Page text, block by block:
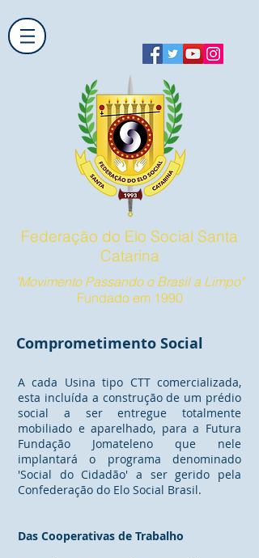
Federação do Elo Social Santa
Catarina
"Movimento Passando o Brasil a Limpo"
Fundado em 1990
Comprometimento Social
A cada Usina tipo CTT comercializada,
esta incluída a construção de um prédio
social a ser entregue totalmente
mobiliado e aparelhado, para a Futura
Fundação Jomateleno que nele
implantará o programa denominado
'Social do Cidadão' a ser gerido pela
Confederação do Elo Social Brasil.
Das Cooperativas de Trabalho